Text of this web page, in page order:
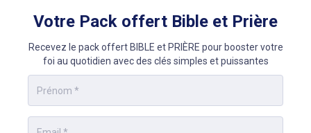
Votre Pack offert Bible et Prière
Recevez le pack offert BIBLE et PRIÈRE pour booster votre
foi au quotidien avec des clés simples et puissantes